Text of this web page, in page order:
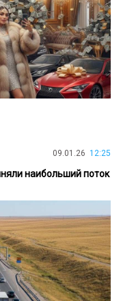
09.01.26 12:25
наибольший поток